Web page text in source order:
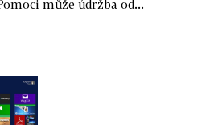
může údržba od...